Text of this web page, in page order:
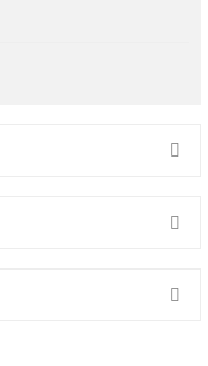
doğru seçim